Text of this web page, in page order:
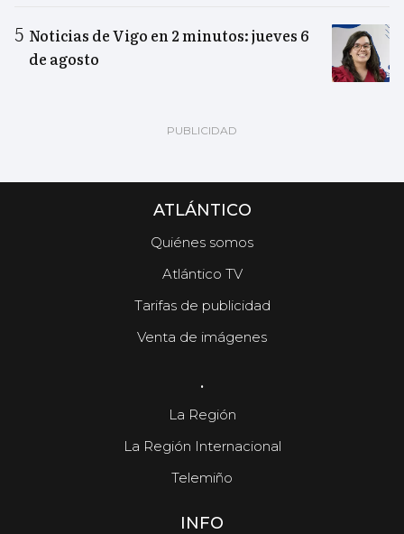
Noticias de Vigo en 2 minutos: jueves 6
de agosto
ATLÁNTICO
Quiénes somos
Atlántico TV
Tarifas de publicidad
Venta de imágenes
.
La Región
La Región Internacional
Telemiño
INFO